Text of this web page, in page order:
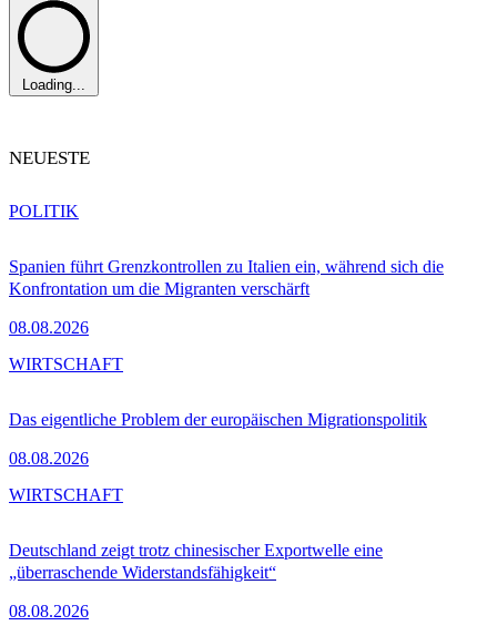
Loading...
NEUESTE
Spanien führt Grenzkontrollen zu Italien ein, während sich die
Konfrontation um die Migranten verschärft
08.08.2026
POLITIK
Das eigentliche Problem der europäischen Migrationspolitik
08.08.2026
WIRTSCHAFT
Deutschland zeigt trotz chinesischer Exportwelle eine
„überraschende Widerstandsfähigkeit“
08.08.2026
WIRTSCHAFT